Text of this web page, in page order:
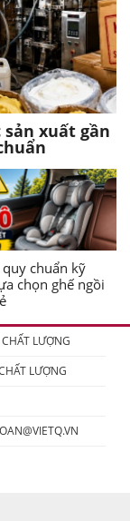
xuất gần
chuẩn kỹ
chọn ghế ngồi
LƯỢNG
LƯỢNG